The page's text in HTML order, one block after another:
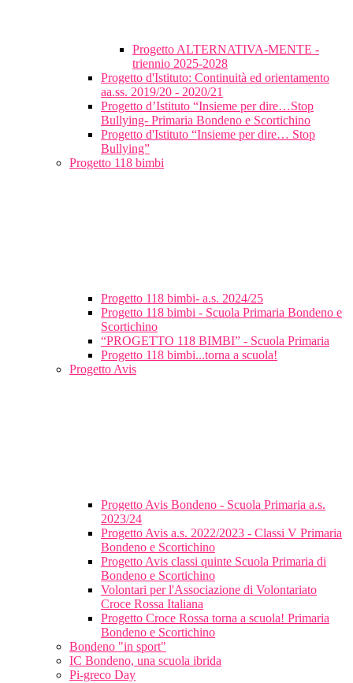
Progetto ALTERNATIVA-MENTE -
triennio 2025-2028
Progetto d'Istituto: Continuità ed orientamento
aa.ss. 2019/20 - 2020/21
Progetto d’Istituto “Insieme per dire…Stop
Bullying- Primaria Bondeno e Scortichino
Progetto d'Istituto “Insieme per dire… Stop
Bullying”
Progetto 118 bimbi
Progetto 118 bimbi- a.s. 2024/25
Progetto 118 bimbi - Scuola Primaria Bondeno e
Scortichino
“PROGETTO 118 BIMBI” - Scuola Primaria
Progetto 118 bimbi...torna a scuola!
Progetto Avis
Progetto Avis Bondeno - Scuola Primaria a.s.
2023/24
Progetto Avis a.s. 2022/2023 - Classi V Primaria
Bondeno e Scortichino
Progetto Avis classi quinte Scuola Primaria di
Bondeno e Scortichino
Volontari per l'Associazione di Volontariato
Croce Rossa Italiana
Progetto Croce Rossa torna a scuola! Primaria
Bondeno e Scortichino
Bondeno "in sport"
IC Bondeno, una scuola ibrida
Pi-greco Day